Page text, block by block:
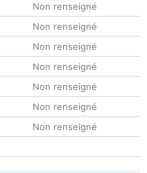
Non renseigné
Non renseigné
Non renseigné
Non renseigné
Non renseigné
Non renseigné
Non renseigné